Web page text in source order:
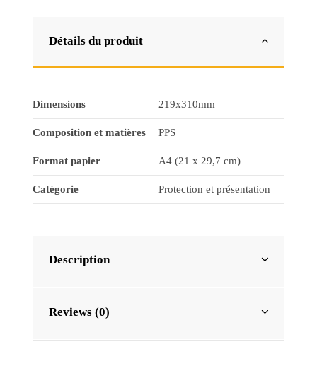
Détails du produit
Dimensions 219x310mm
Composition et matières PPS
Format papier A4 (21 x 29,7 cm)
Catégorie Protection et présentation
Description
Reviews (0)